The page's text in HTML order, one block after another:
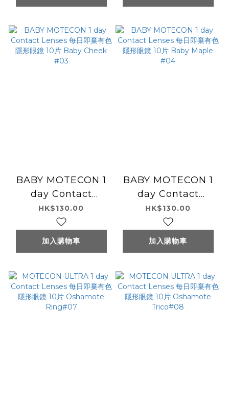
BABY MOTECON 1
day Contact
Lenses 每日即棄有色
隱形眼鏡 10片 Baby
Cheek #03
HK$130.00
加入購物車
BABY MOTECON 1
day Contact
Lenses 每日即棄有色
隱形眼鏡 10片 Baby
Maple #04
HK$130.00
加入購物車